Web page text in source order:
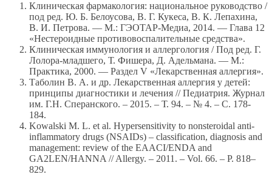
Клиническая фармакология: национальное руководство /
под ред. Ю. Б. Белоусова, В. Г. Кукеса, В. К. Лепахина,
В. И. Петрова. — М.: ГЭОТАР-Медиа, 2014. — Глава 12
«Нестероидные противовоспалительные средства».
Клиническая иммунология и аллергология / Под ред. Г.
Лолора-младшего, Т. Фишера, Д. Адельмана. — М.:
Практика, 2000. — Раздел V «Лекарственная аллергия».
Таболин В. А. и др. Лекарственная аллергия у детей:
принципы диагностики и лечения // Педиатрия. Журнал
им. Г.Н. Сперанского. – 2015. – Т. 94. – № 4. – С. 178-
184.
Kowalski M. L. et al. Hypersensitivity to nonsteroidal anti-
inflammatory drugs (NSAIDs) – classification, diagnosis and
management: review of the EAACI/ENDA and
GA2LEN/HANNA // Allergy. – 2011. – Vol. 66. – P. 818–
829.